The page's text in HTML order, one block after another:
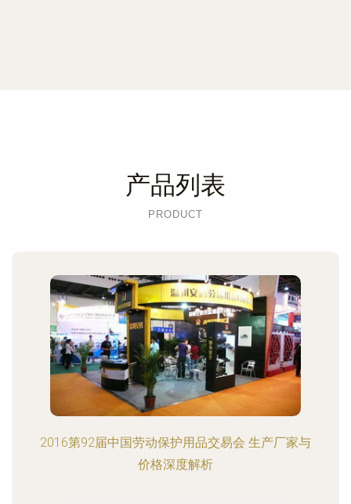
产品列表
PRODUCT
2016第92届中国劳动保护用品交易会 生产厂家与
价格深度解析